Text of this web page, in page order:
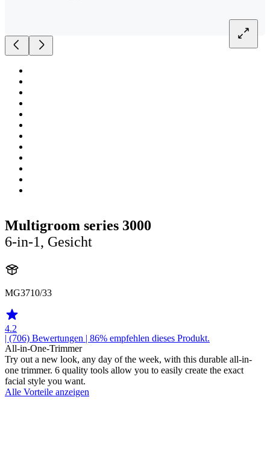
Multigroom series 3000
6-in-1, Gesicht
MG3710/33
4.2
| (706) Bewertungen | 86% empfehlen dieses Produkt.
All-in-One-Trimmer
Try out a new look, any day of the week, with this durable all-in-
one trimmer. 6 quality tools allow you to easily create the exact
facial style you want.
Alle Vorteile anzeigen